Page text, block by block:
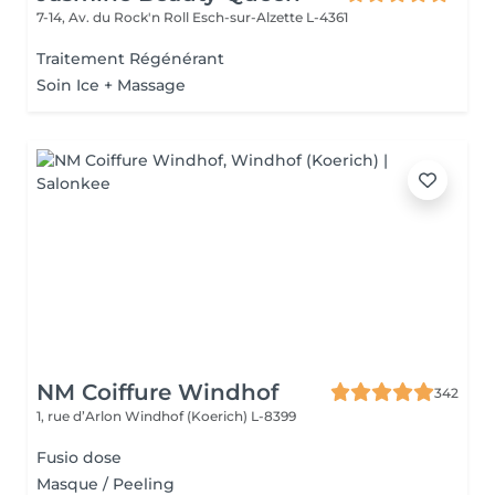
7-14, Av. du Rock'n Roll Esch-sur-Alzette L-4361
Traitement Régénérant
Soin Ice + Massage
NM Coiffure Windhof
342
1, rue d’Arlon Windhof (Koerich) L-8399
Fusio dose
Masque / Peeling